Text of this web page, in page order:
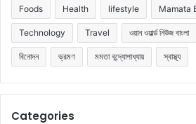
Foods Health lifestyle Mamata
Technology Travel ওয়ান ওয়ার্ল্ড নিউজ বাংলা
বিনোদন ভ্রমণ মমতা বন্দ্যোপাধ্যায় স্বাস্থ্য
Categories